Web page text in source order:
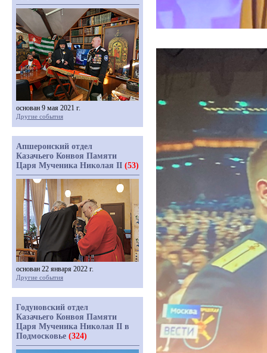
основан 9 мая 2021 г.
Другие события
Апшеронский отдел
Казачьего Конвоя Памяти
Царя Мученика Николая II (53)
основан 22 января 2022 г.
Другие события
Годуновский отдел
Казачьего Конвоя Памяти
Царя Мученика Николая II в
Подмосковье (324)